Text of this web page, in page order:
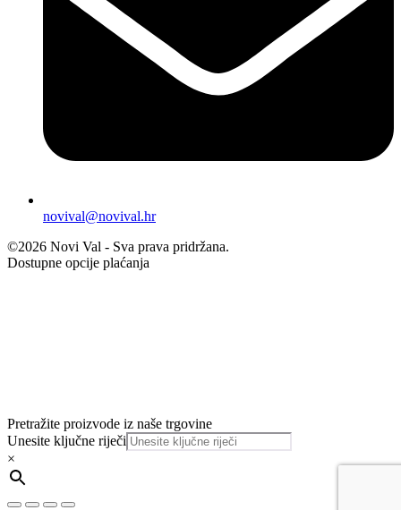
novival@novival.hr
©2026 Novi Val - Sva prava pridržana.
Dostupne opcije plaćanja
Pretražite proizvode iz naše trgovine
Unesite ključne riječi
×